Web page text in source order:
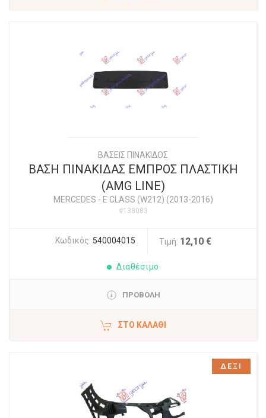
ΒΑΣΕΙΣ ΠΙΝΑΚΙΔΟΣ
ΒΑΣΗ ΠΙΝΑΚΙΔΑΣ ΕΜΠΡΟΣ ΠΛΑΣΤΙΚΗ
(AMG LINE)
MERCEDES - E CLASS (W212) (2013-2016)
#138083
Κωδικός: 540004015 Τιμή: 12,10 €
Διαθέσιμο
ΠΡΟΒΟΛΗ
ΣΤΟ ΚΑΛΆΘΙ
ΔΕΞΙ